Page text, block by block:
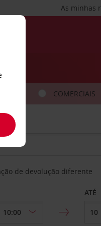
As minhas
COMERCIAIS
de devolução diferente
ATÉ